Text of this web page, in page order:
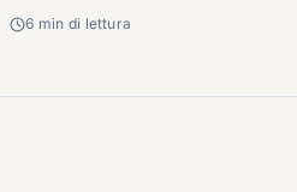
6 min di lettura